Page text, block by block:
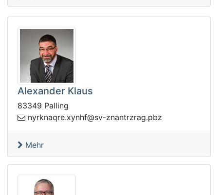
Alexander Klaus
83349 Palling
zbp.garzrtnanz-vs@fhnyx.erqankr
yn
Mehr